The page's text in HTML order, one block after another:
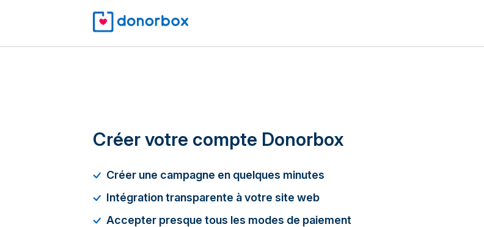
Créer votre compte Donorbox
Créer une campagne en quelques minutes
Intégration transparente à votre site web
Accepter presque tous les modes de paiement